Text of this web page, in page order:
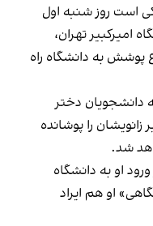
است روز شنبه اول
امیرکبیر تهران،
پوشش به دانشگاه راه
دانشجویان دختر
زانویشان را پوشانده
شد.
او به دانشگاه
او هم ایراد